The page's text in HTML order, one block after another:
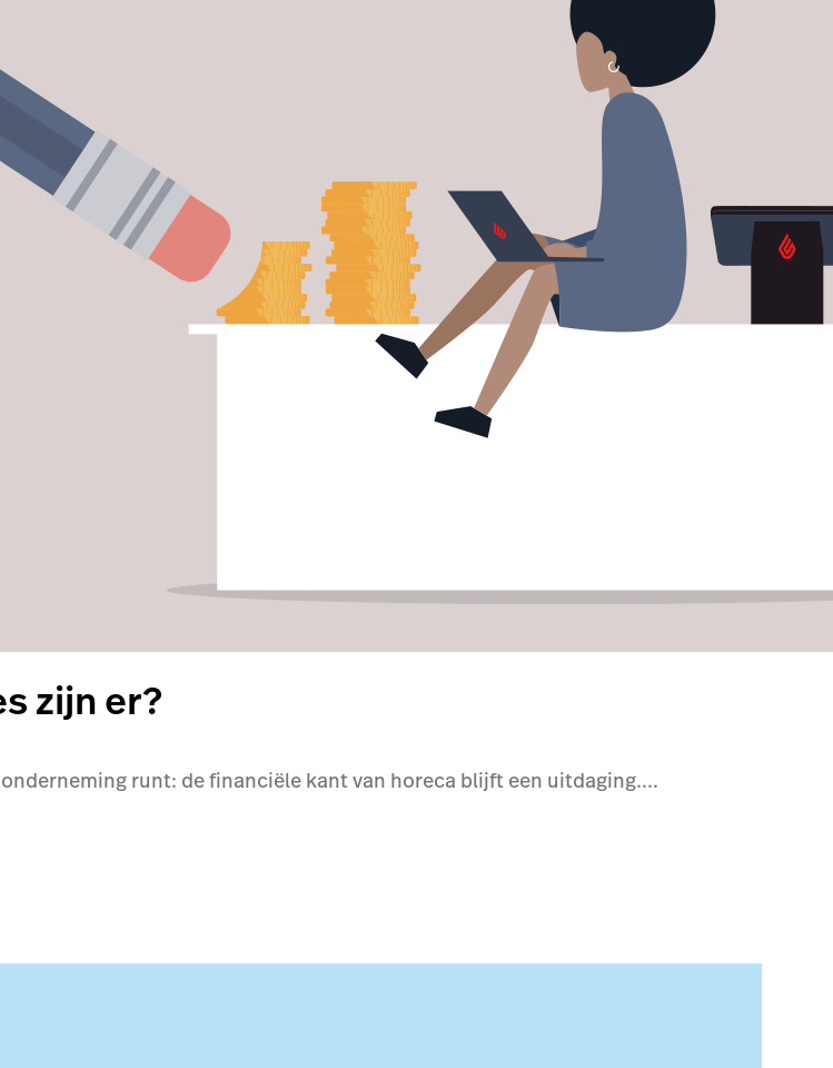
zijn er?
runt: de financiële kant van horeca blijft een uitdaging....